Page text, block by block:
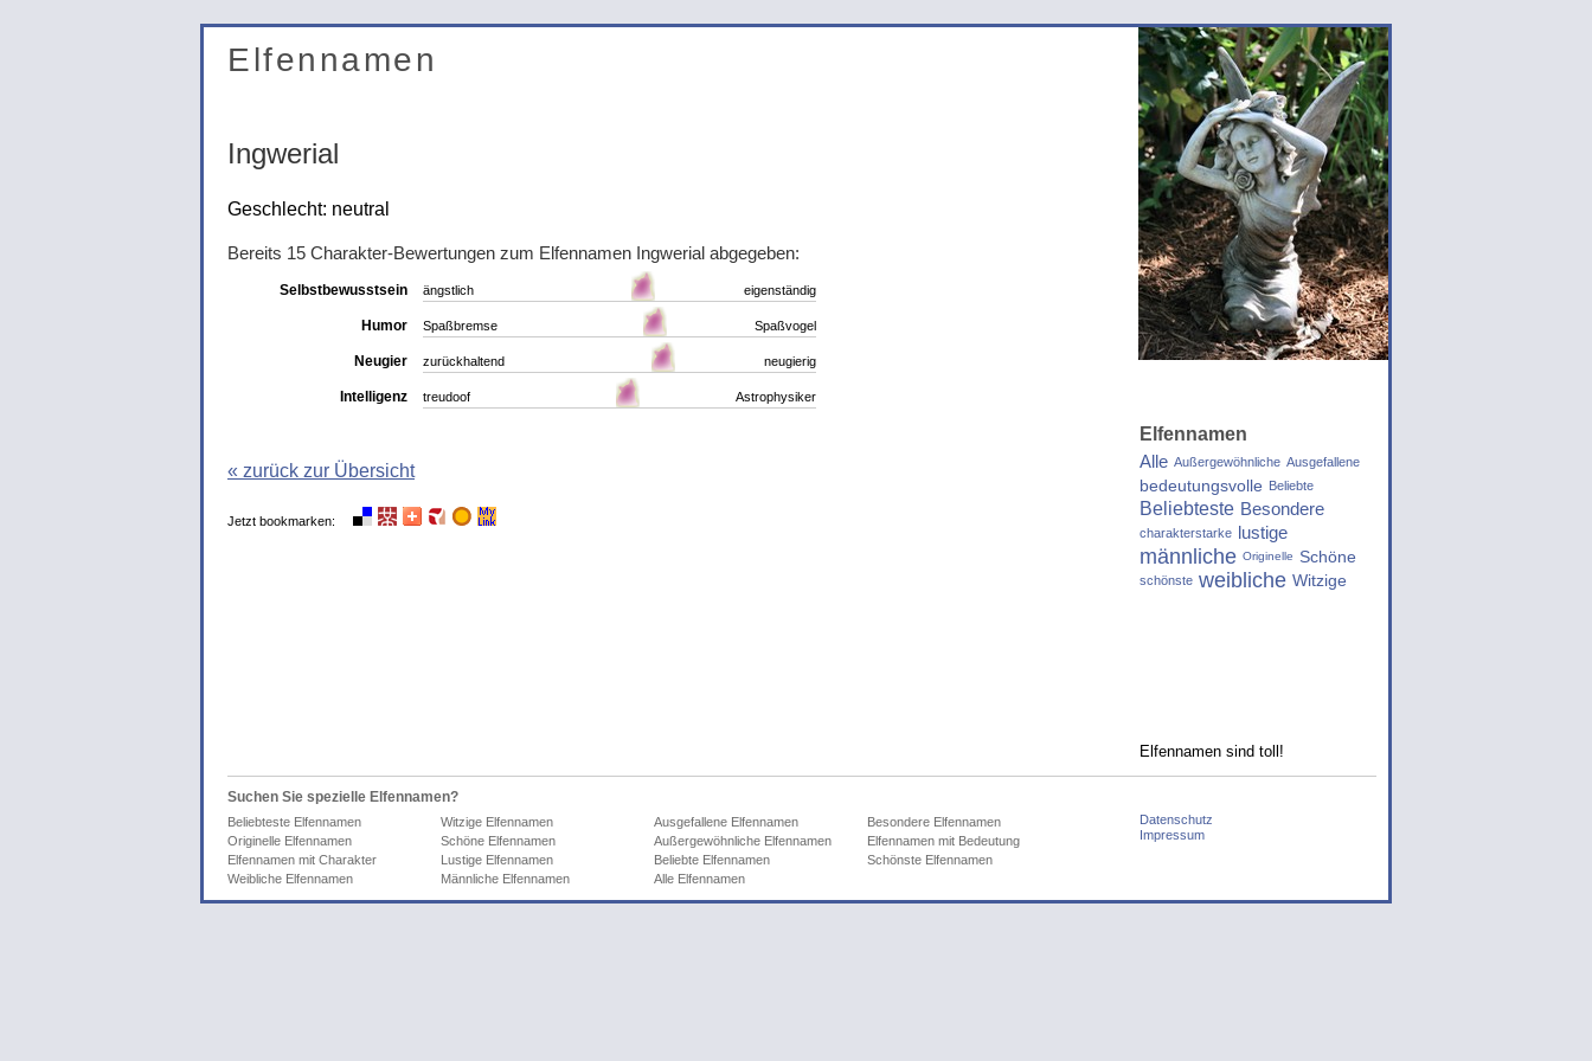
Elfennamen
Ingwerial
Geschlecht: neutral
Bereits 15 Charakter-Bewertungen zum Elfennamen Ingwerial abgegeben:
Selbstbewusstsein ängstlich eigenständig
Humor Spaßbremse Spaßvogel
Neugier zurückhaltend neugierig
Intelligenz treudoof Astrophysiker
« zurück zur Übersicht
Jetzt bookmarken:
Elfennamen
Alle Außergewöhnliche Ausgefallene
bedeutungsvolle Beliebte
Beliebteste Besondere
charakterstarke lustige
männliche Originelle Schöne
schönste weibliche Witzige
Elfennamen sind toll!
Suchen Sie spezielle Elfennamen?
Beliebteste Elfennamen Witzige Elfennamen Ausgefallene Elfennamen
Besondere Elfennamen
Originelle Elfennamen
Schöne Elfennamen Außergewöhnliche Elfennamen
Elfennamen mit Bedeutung
Elfennamen mit Charakter
Lustige Elfennamen Beliebte Elfennamen
Schönste Elfennamen
Weibliche Elfennamen
Männliche Elfennamen Alle Elfennamen
Datenschutz
Impressum